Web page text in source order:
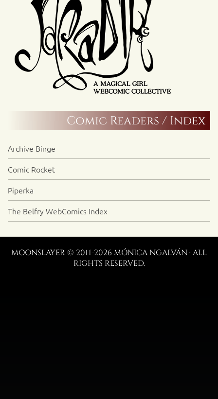
Comic Readers / Index
Archive Binge
Comic Rocket
Piperka
The Belfry WebComics Index
MOONSLAYER © 2011-2026 MÓNICA NGALVÁN · ALL
RIGHTS RESERVED.